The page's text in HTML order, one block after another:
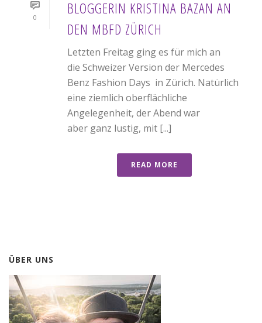
0
BLOGGERIN KRISTINA BAZAN AN
DEN MBFD ZÜRICH
Letzten Freitag ging es für mich an
die Schweizer Version der Mercedes
Benz Fashion Days in Zürich. Natürlich
eine ziemlich oberflächliche
Angelegenheit, der Abend war
aber ganz lustig, mit [...]
READ MORE
ÜBER UNS